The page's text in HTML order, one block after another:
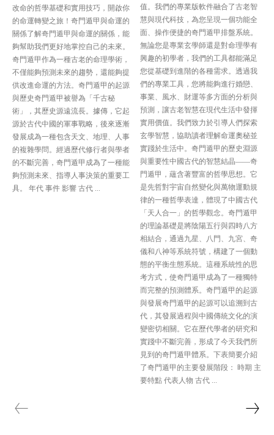
改命的哲學基礎和實用技巧，開啟你
的命運轉變之旅！奇門遁甲與命運的
關係了解奇門遁甲與命運的關係，能
夠幫助我們更好地掌控自己的未來。
奇門遁甲作為一種古老的命理學術，
不僅能夠預測未來的趨勢，還能夠提
供改進命運的方法。奇門遁甲的起源
與歷史奇門遁甲被譽為「千古秘
術」，其歷史源遠流長。據傳，它起
源於古代中國的軍事戰略，後來逐漸
發展成為一種包含天文、地理、人事
的複雜學問。經過歷代修行者與學者
的不斷完善，奇門遁甲成為了一種能
夠預測未來、指導人事決策的重要工
具。 年代 事件 影響 古代 ...
值。我們的專業版軟件融合了古老智
慧與現代科技，為您呈現一個功能全
面、操作便捷的奇門遁甲排盤系統。
無論您是專業玄學師還是對命理學有
興趣的初學者，我們的工具都能滿足
您從基礎到進階的各種需求。透過我
們的專業工具，您將能夠進行婚戀、
事業、風水、財運等多方面的分析與
預測，讓古老智慧在現代生活中發揮
實用價值。我們致力於引導人們探索
玄學智慧，協助讀者理解命運奧秘並
實踐於生活中。奇門遁甲的歷史淵源
與重要性中國古代的智慧結晶——奇
門遁甲，蘊含著豐富的哲學思想。它
是先哲對宇宙自然變化與萬物運動規
律的一種哲學表達，體現了中國古代
「天人合一」的哲學觀念。奇門遁甲
的理論基礎是將陰陽五行與四時八方
相結合，通過九星、八門、九宮、奇
儀和八神等系統符號，構建了一個動
態的平衡生態系統。這種系統性的思
考方式，使奇門遁甲成為了一種獨特
而完整的預測體系。奇門遁甲的起源
與發展奇門遁甲的起源可以追溯到古
代，其發展過程與中國傳統文化的演
變密切相關。它在歷代學者的研究和
實踐中不斷完善，形成了今天我們所
見到的奇門遁甲體系。下表簡要介紹
了奇門遁甲的主要發展階段： 時期 主
要特點 代表人物 古代 ...